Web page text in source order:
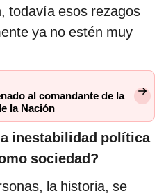
todavía esos rezagos
ya no estén muy
al comandante de la
la Nación
inestabilidad política
sociedad?
la historia, se